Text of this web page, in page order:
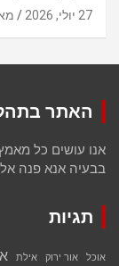
27 יולי, 2026
האתר
אנו עושים כל
בבעיה אנא פנה
תגיות
אוכל אור ירוק אילת